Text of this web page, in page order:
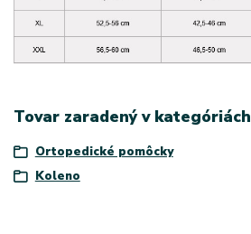
Tovar zaradený v kategóriách
Ortopedické pomôcky
Koleno